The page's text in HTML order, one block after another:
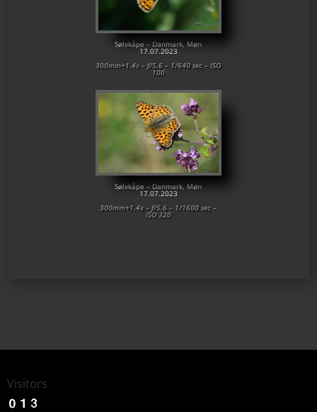
Sølvkåpe – Danmark, Møn
17.07.2023
300mm+1.4x – f/5.6 – 1/640 sec – ISO
100
Sølvkåpe – Danmark, Møn
17.07.2023
300mm+1.4x – f/5.6 – 1/1600 sec –
ISO 320
Visitors